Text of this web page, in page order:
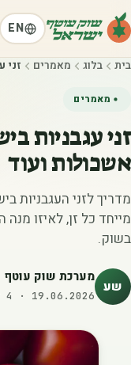
EN
בית בלוג מאמרים זני
מאמרים
זני עגבניות
אשכולות ועוד
מדריך לזני העגבניות
מייחד כל זן, לאיזו מנה
בשוק.
שע מערכת שוק עוטף
19.06.2026
·
4